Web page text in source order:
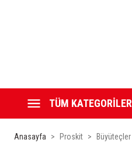
TÜM KATEGORİLER
Anasayfa Proskit Büyüteçler